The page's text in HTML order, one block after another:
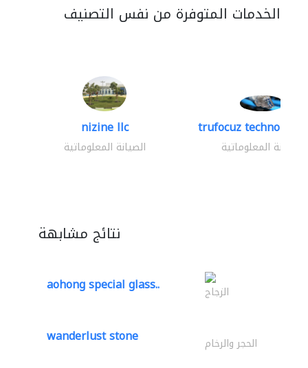
الخدمات المتوفرة من نفس التصنيف
nizine llc
الصيانة المعلوماتية
trufocuz
الصيانة المعلوماتية
نتائج مشابهة
aohong special glass.. الزجاج
wanderlust stone الحجر والرخام